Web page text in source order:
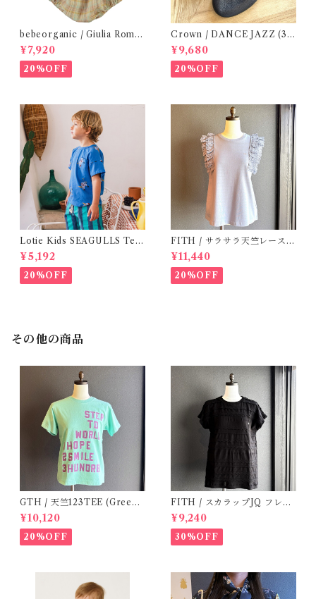
bebeorganic / Giulia Romp
er Lagoon Check( 6・12ｍ)
¥7,920
20%OFF
Crown / DANCE JAZZ (3:2
2cm / 6:24-24,5 ) Black
¥9,680
20%OFF
Lotie Kids SEAGULLS Tee
(12m- 8Y)
¥5,192
20%OFF
FITH / サラサラ天竺レースT
シャツ (BL) / 145・155
¥11,440
20%OFF
その他の商品
GTH / 天竺123TEE (Green)
/ Size 1
¥10,120
20%OFF
FITH / スカラップJQ フレン
チスリーブTシャツ (Black) /
Size 1・2
¥9,240
30%OFF